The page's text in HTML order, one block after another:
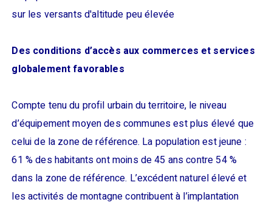
Des conditions d’accès aux commerces et services
globalement favorables
Compte tenu du profil urbain du territoire, le niveau
d’équipement moyen des communes est plus élevé que
celui de la zone de référence. La population est jeune :
61 % des habitants ont moins de 45 ans contre 54 %
dans la zone de référence. L’excédent naturel élevé et
les activités de montagne contribuent à l’implantation